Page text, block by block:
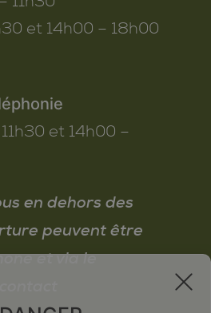
et 14h00 – 18h00
et 14h00 –
en dehors des
peuvent être
et via le
x